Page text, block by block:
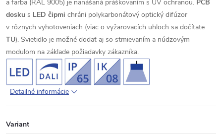
a farba (RAL 9005) je nanášaná práškovaním s UV ochranou. PCB
dosku s LED čipmi chráni polykarbonátový optický difúzor
v rôznych vyhotoveniach (viac o vyžarovacích uhloch sa dočítate
TU). Svietidlo je možné dodať aj so stmievaním a núdzovým
modulom na základe požiadavky zákazníka.
Detailné informácie
Variant